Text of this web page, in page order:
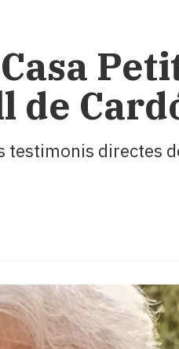
de
testimonis directes